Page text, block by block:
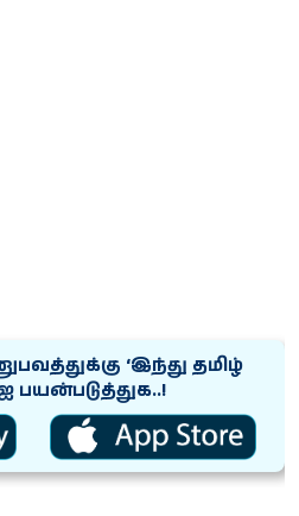
‘இந்து தமிழ்
பயன்படுத்துக..!